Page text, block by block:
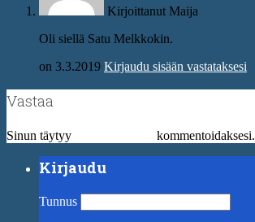
Kirjoittanut Maija
Oli siellä Satu Melkkokin.
on 3.3.2019 Kirjaudu sisään vastataksesi
Vastaa
Sinun täytyy kommentoidaksesi.
Kirjaudu
Tunnus